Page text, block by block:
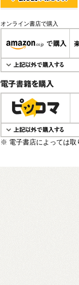
オンライン書店で購入
電子書籍で購入
※ 電子書店によっては取